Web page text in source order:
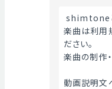
shimtone
楽曲は利用
ださい。
楽曲の制作
動画説明文